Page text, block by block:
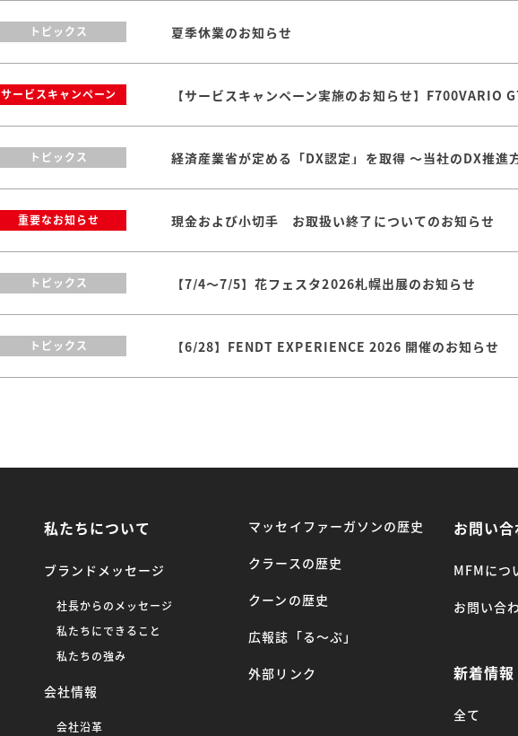
トピックス 夏季休業のお知らせ
サービスキャンペーン 【サービスキャンペーン実施のお知らせ】F700VARIO
トピックス
重要なお知らせ 現金および小切手 お取扱い終了についてのお知らせ
トピックス 【7/4～7/5】花フェスタ2026札幌出展のお知らせ
トピックス 【6/28】FENDT EXPERIENCE 2026 開催のお知らせ
私たちについて
ブランドメッセージ
社長からのメッセージ
私たちにできること
私たちの強み
会社情報
会社沿革
マッセイファーガソンの歴史
クラースの歴史
クーンの歴史
広報誌「る〜ぷ」
外部リンク
お問い合
MFMにつ
お問い合
新着情報
全て